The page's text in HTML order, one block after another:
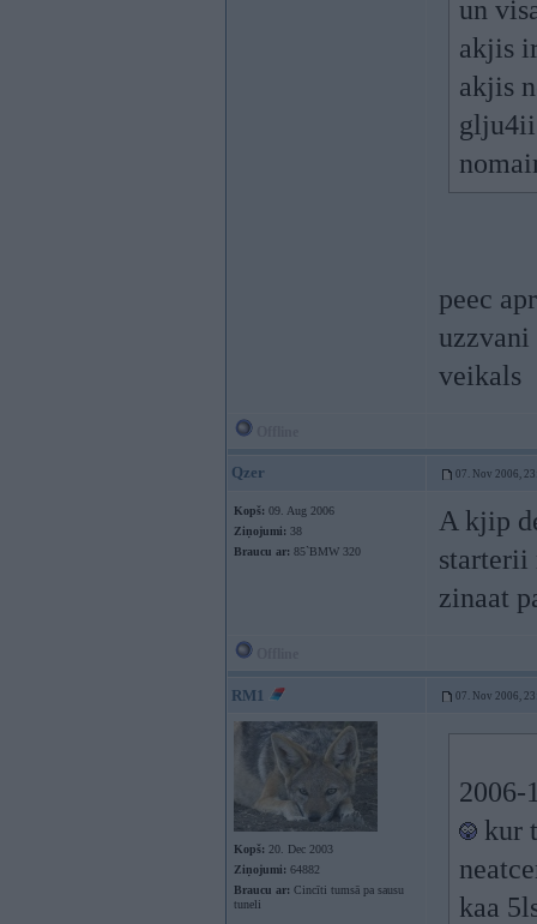
un
akjis
akjis
peec
uzzvani
veikals
Qzer 07. Nov 2006,
Kopš: 09. Aug 2006
Ziņojumi: 38
Braucu ar: 85`BMW 320
A kjip
starterii
zinaat
RM1 07. Nov 2006,
Kopš: 20. Dec 2003
Ziņojumi: 64882
Braucu ar: Cincīti tumsā pa sausu
tuneli
2006-
kur
kaa